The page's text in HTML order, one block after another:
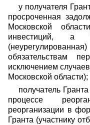
у получателя
просроченная
Московской
инвестиций, а
обязательствам
исключением
Московской области);
получатель
процессе
реорганизации в
Гранта (участнику